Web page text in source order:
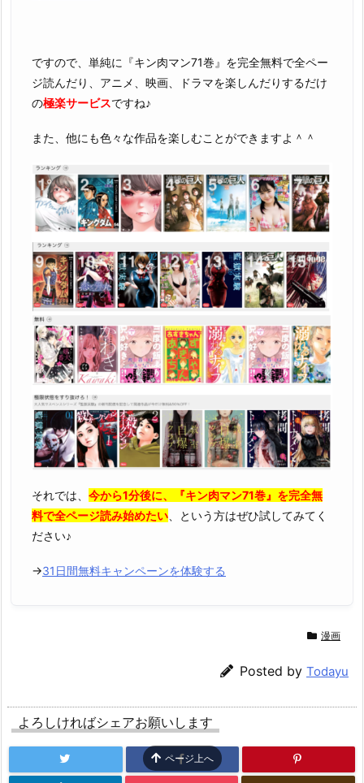
ですので、単純に『キン肉マン71巻』を完全無料で全ペー
ジ読んだり、アニメ、映画、ドラマを楽しんだりするだけ
の極楽サービスですね♪
また、他にも色々な作品を楽しむことができますよ＾＾
それでは、 今から1分後に、『キン肉マン71巻』を完全無
料で全ページ読み始めたい 、という方はぜひ試してみてく
ださい♪
→31日間無料キャンペーンを体験する
漫画
Posted by Todayu
よろしければシェアお願いします
ページ上へ